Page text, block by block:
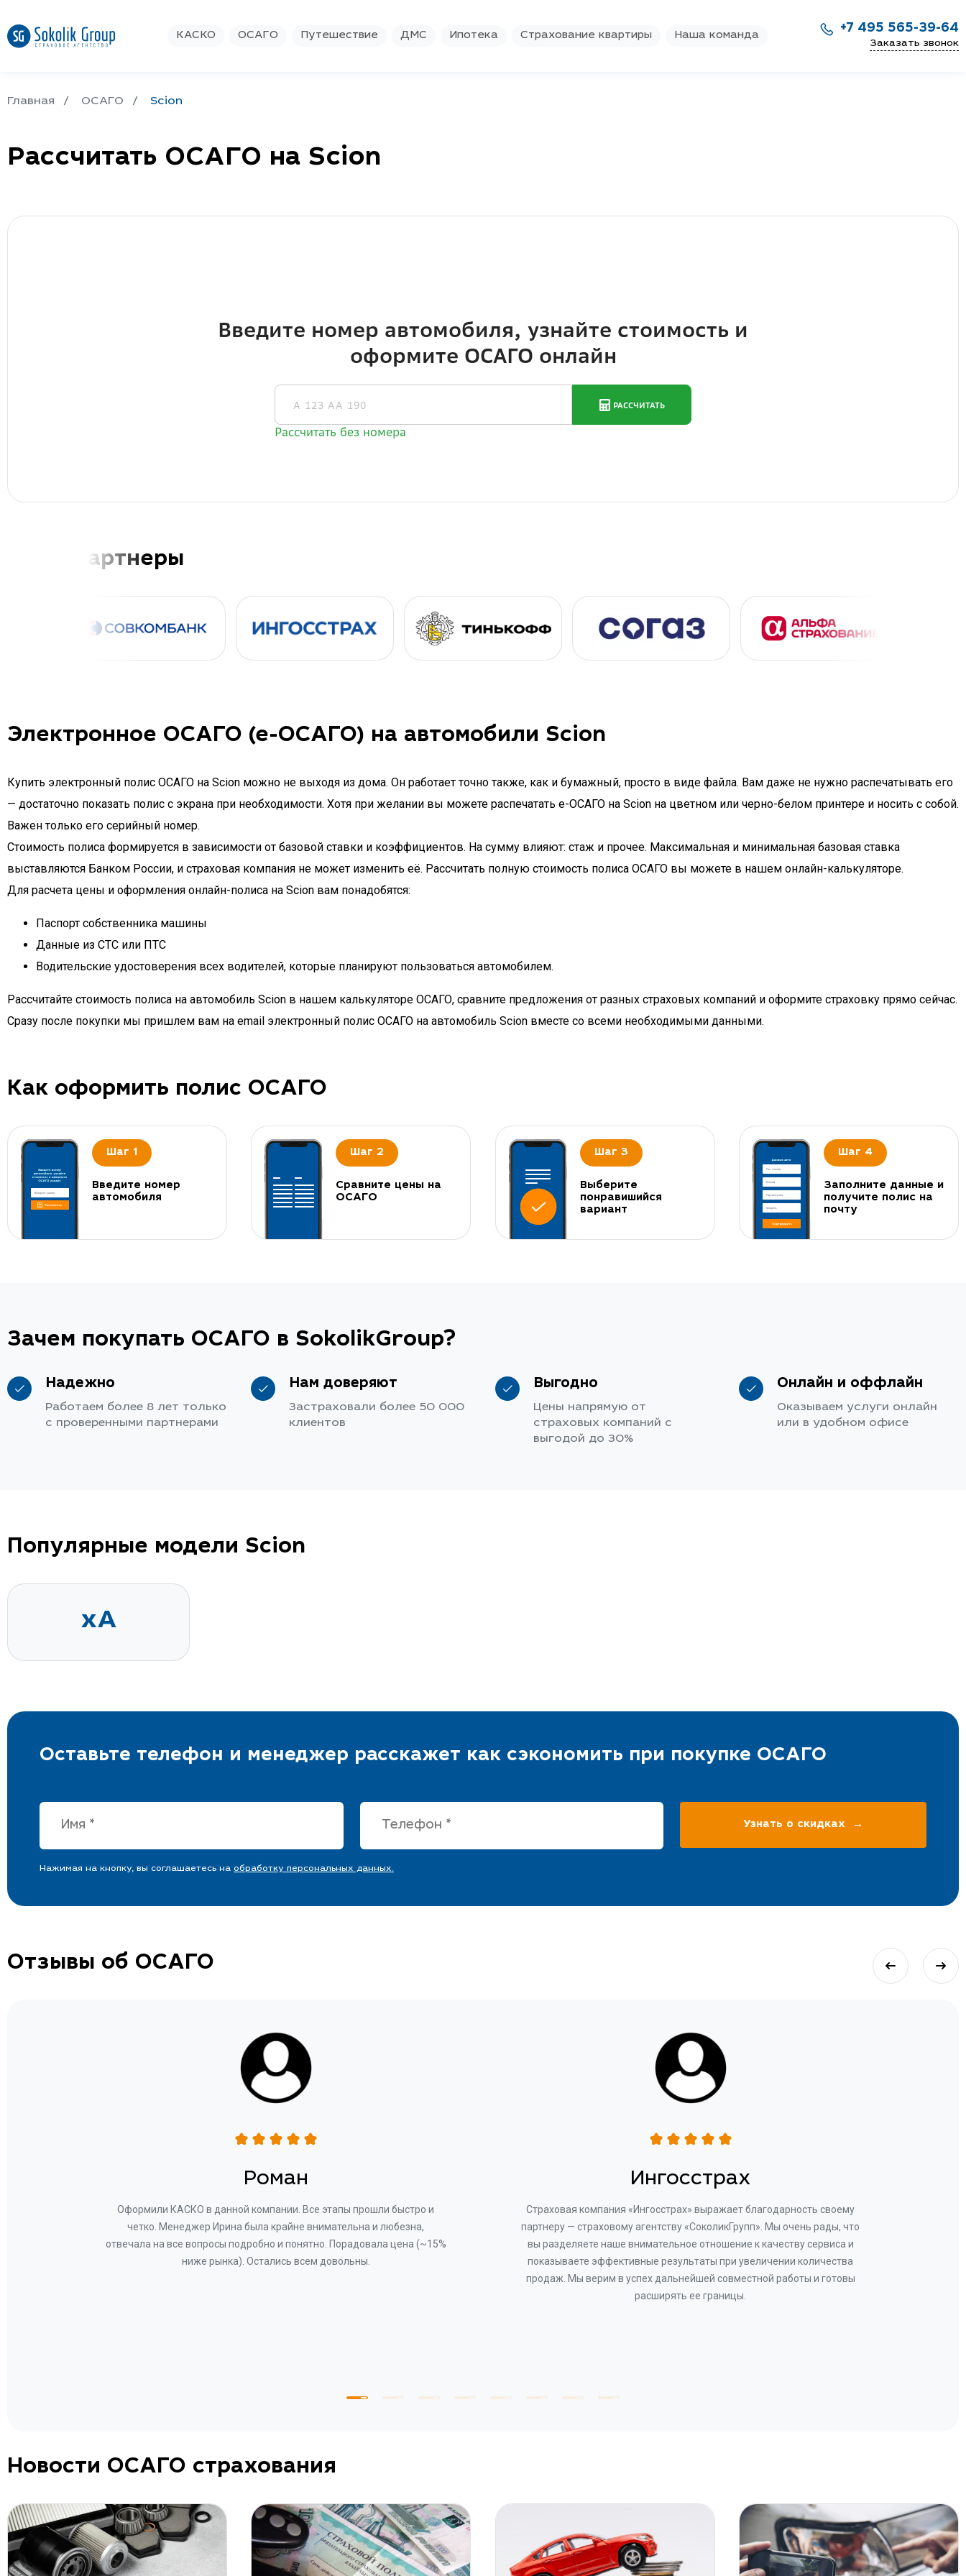
КАСКО ОСАГО Путешествие ДМС Ипотека Страхование квартиры Наша команда
+7 495 565-39-64
Заказать звонок
Главная ОСАГО Scion
Рассчитать ОСАГО на Scion
Наши партнеры
Электронное ОСАГО (е-ОСАГО) на автомобили Scion
Купить электронный полис ОСАГО на Scion можно не выходя из дома. Он работает точно также, как и бумажный, просто в виде файла. Вам даже не нужно распечатывать его
— достаточно показать полис с экрана при необходимости. Хотя при желании вы можете распечатать e-ОСАГО на Scion на цветном или черно-белом принтере и носить с собой.
Важен только его серийный номер.
Стоимость полиса формируется в зависимости от базовой ставки и коэффициентов. На сумму влияют: стаж и прочее. Максимальная и минимальная базовая ставка
выставляются Банком России, и страховая компания не может изменить её. Рассчитать полную стоимость полиса ОСАГО вы можете в нашем онлайн-калькуляторе.
Для расчета цены и оформления онлайн-полиса на Scion вам понадобятся:
Паспорт собственника машины
Данные из СТС или ПТС
Водительские удостоверения всех водителей, которые планируют пользоваться автомобилем.
Рассчитайте стоимость полиса на автомобиль Scion в нашем калькуляторе ОСАГО, сравните предложения от разных страховых компаний и оформите страховку прямо сейчас.
Сразу после покупки мы пришлем вам на email электронный полис ОСАГО на автомобиль Scion вместе со всеми необходимыми данными.
Как оформить полис ОСАГО
Шаг 1
Введите номер
автомобиля
Шаг 2
Сравните цены на
ОСАГО
Шаг 3
Выберите
понравишийся
вариант
Шаг 4
Заполните данные и
получите полис на
почту
Зачем покупать ОСАГО в SokolikGroup?
Надежно
Работаем более 8 лет только
с проверенными партнерами
Нам доверяют
Застраховали более 50 000
клиентов
Выгодно
Цены напрямую от
страховых компаний с
выгодой до 30%
Онлайн и оффлайн
Оказываем услуги онлайн
или в удобном офисе
Популярные модели Scion
xA
Оставьте телефон и менеджер расскажет как сэкономить при покупке ОСАГО
Нажимая на кнопку, вы соглашаетесь на обработку персональных данных.
Отзывы об ОСАГО
Роман
Оформили КАСКО в данной компании. Все этапы прошли быстро и
четко. Менеджер Ирина была крайне внимательна и любезна,
отвечала на все вопросы подробно и понятно. Порадовала цена (~15%
ниже рынка). Остались всем довольны.
Ингосстрах
Страховая компания «Ингосстрах» выражает благодарность своему
партнеру — страховому агентству «СоколикГрупп». Мы очень рады, что
вы разделяете наше внимательное отношение к качеству сервиса и
показываете эффективные результаты при увеличении количества
продаж. Мы верим в успех дальнейшей совместной работы и готовы
расширять ее границы.
Новости ОСАГО страхования